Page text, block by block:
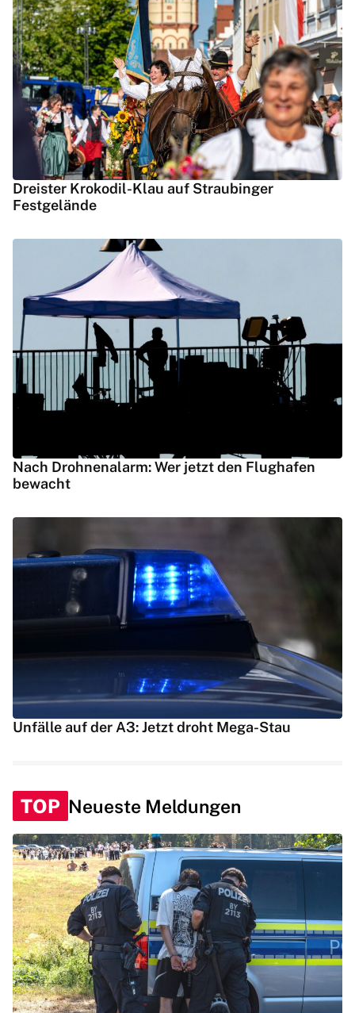
Dreister Krokodil-Klau auf Straubinger
Festgelände
Nach Drohnenalarm: Wer jetzt den Flughafen
bewacht
Unfälle auf der A3: Jetzt droht Mega-Stau
TOP Neueste Meldungen